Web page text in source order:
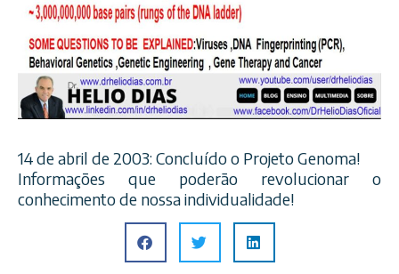
14 de abril de 2003: Concluído o Projeto Genoma!
Informações que poderão revolucionar o
conhecimento de nossa individualidade!